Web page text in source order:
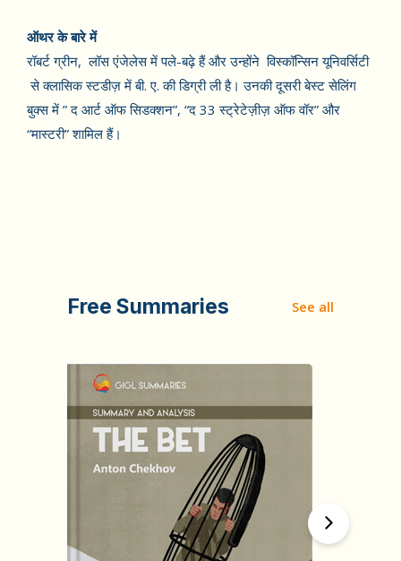
ऑथर के बारे में
रॉबर्ट ग्रीन, लॉस एंजेलेस में पले-बढ़े हैं और उन्होंने विस्कॉन्सिन यूनिवर्सिटी
से क्लासिक स्टडीज़ में बी. ए. की डिग्री ली है। उनकी दूसरी बेस्ट सेलिंग
बुक्स में ” द आर्ट ऑफ सिडक्शन”, “द 33 स्ट्रेटेज़ीज़ ऑफ वॉर” और
“मास्टरी” शामिल हैं।
Free Summaries See all
हिंदी (Hindi)
The Bet
Anton Chekhov